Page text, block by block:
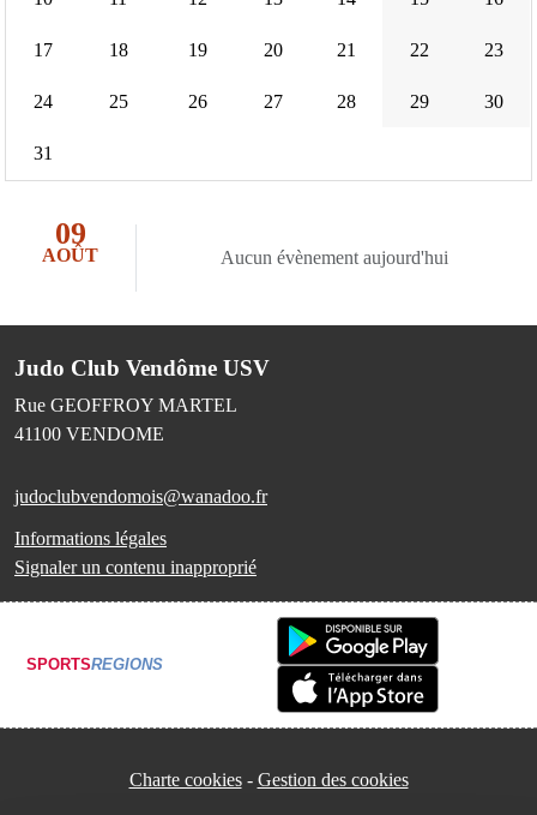
17 18 19 20 21 22 23
24 25 26 27 28 29 30
31
09
AOÛT Aucun évènement aujourd'hui
Judo Club Vendôme USV
Rue GEOFFROY MARTEL
41100 VENDOME
judoclubvendomois@wanadoo.fr
Informations légales
Signaler un contenu inapproprié
SPORTSREGIONS
Charte cookies Gestion des cookies